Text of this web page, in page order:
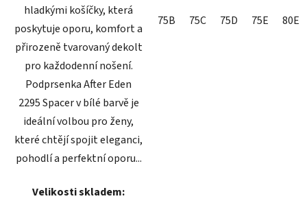
hladkými košíčky, která
poskytuje oporu, komfort a
přirozeně tvarovaný dekolt
pro každodenní nošení.
Podprsenka After Eden
2295 Spacer v bílé barvě je
ideální volbou pro ženy,
které chtějí spojit eleganci,
pohodlí a perfektní oporu...
Velikosti skladem:
75B 75C 75D 75E 80E